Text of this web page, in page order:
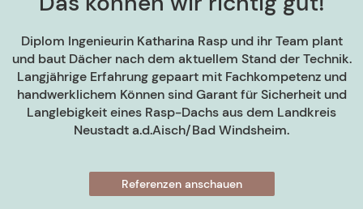
Diplom Ingenieurin Katharina Rasp und ihr Team plant
und baut Dächer nach dem aktuellem Stand der Technik.
Langjährige Erfahrung gepaart mit Fachkompetenz und
handwerklichem Können sind Garant für Sicherheit und
Langlebigkeit eines Rasp-Dachs aus dem Landkreis
Neustadt a.d.Aisch/Bad Windsheim.
Referenzen anschauen